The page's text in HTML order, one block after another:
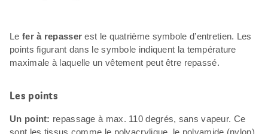
Le fer à repasser est le quatrième symbole d’entretien. Les
points figurant dans le symbole indiquent la température
maximale à laquelle un vêtement peut être repassé.
Les points
Un point: repassage à max. 110 degrés, sans vapeur. Ce
sont les tissus comme le polyacrylique, le polyamide (nylon)